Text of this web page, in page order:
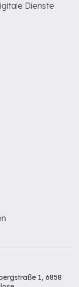
Dienste
1, 6858